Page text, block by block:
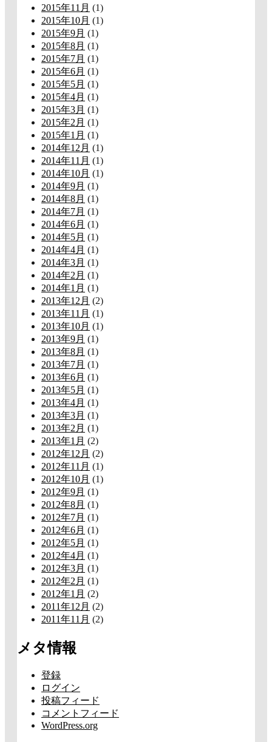
2015年11月 (1)
2015年10月 (1)
2015年9月 (1)
2015年8月 (1)
2015年7月 (1)
2015年6月 (1)
2015年5月 (1)
2015年4月 (1)
2015年3月 (1)
2015年2月 (1)
2015年1月 (1)
2014年12月 (1)
2014年11月 (1)
2014年10月 (1)
2014年9月 (1)
2014年8月 (1)
2014年7月 (1)
2014年6月 (1)
2014年5月 (1)
2014年4月 (1)
2014年3月 (1)
2014年2月 (1)
2014年1月 (1)
2013年12月 (2)
2013年11月 (1)
2013年10月 (1)
2013年9月 (1)
2013年8月 (1)
2013年7月 (1)
2013年6月 (1)
2013年5月 (1)
2013年4月 (1)
2013年3月 (1)
2013年2月 (1)
2013年1月 (2)
2012年12月 (2)
2012年11月 (1)
2012年10月 (1)
2012年9月 (1)
2012年8月 (1)
2012年7月 (1)
2012年6月 (1)
2012年5月 (1)
2012年4月 (1)
2012年3月 (1)
2012年2月 (1)
2012年1月 (2)
2011年12月 (2)
2011年11月 (2)
メタ情報
登録
ログイン
投稿フィード
コメントフィード
WordPress.org